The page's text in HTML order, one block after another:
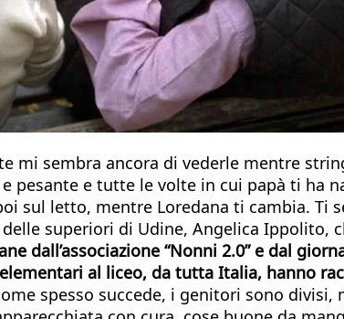
mi sembra ancora di vederle mentre
pesante e tutte le volte in cui papà ti ha
sul letto, mentre Loredana ti cambia. Ti
superiori di Udine, Angelica Ippolito,
dall’associazione “Nonni 2.0” e dal
al liceo, da tutta Italia, hanno
spesso succede, i genitori sono